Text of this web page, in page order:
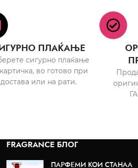
ПЛАЌАЊЕ
сигурно плаќање
во готово при
достава или на рати.
FRAGRANCE БЛОГ
ПАРФЕМИ КОИ СТАНАА